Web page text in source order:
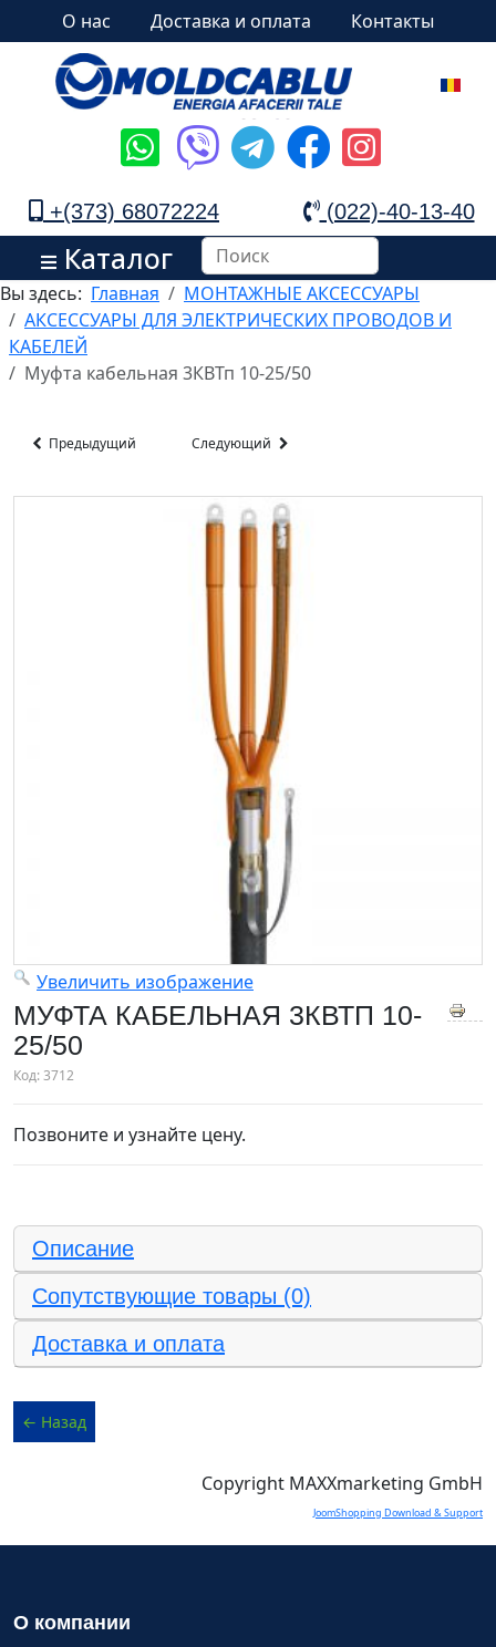
О нас Доставка и оплата Контакты
+(373) 68072224 (022)-40-13-40
Каталог
Вы здесь: Главная
МОНТАЖНЫЕ АКСЕССУАРЫ
АКСЕССУАРЫ ДЛЯ ЭЛЕКТРИЧЕСКИХ ПРОВОДОВ И
КАБЕЛЕЙ
Муфта кабельная 3КВТп 10-25/50
Предыдущий Следующий
Увеличить изображение
МУФТА КАБЕЛЬНАЯ 3КВТП 10-
25/50
Код:3712
Позвоните и узнайте цену.
Описание
Сопутствующие товары (0)
Доставка и оплата
Copyright MAXXmarketing GmbH
JoomShopping Download & Support
О компании